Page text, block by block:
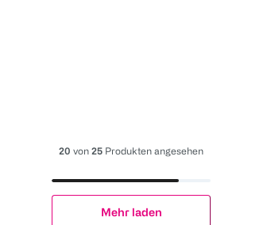
20 von 25 Produkten angesehen
Mehr laden